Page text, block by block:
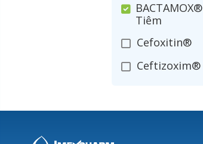
BACTAMOX®
Tiêm
Cefoxitin®
Ceftizoxim®
Nerusyn®